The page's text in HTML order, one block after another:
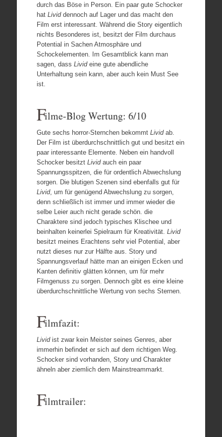
durch das Böse in Person. Ein paar gute Schocker
hat Lividdennoch auf Lager und das macht den
Film erst interessant. Während die Story eigentlich
nichts Besonderes ist, besitzt der Film durchaus
Potential in Sachen Atmosphäre und
Schockelementen. Im Gesamtblick kann man
sagen, dass Livideine gute abendliche
Unterhaltung sein kann, aber auch kein Must See
ist.
Filme-Blog Wertung: 6/10
Gute sechs horror-Sternchen bekommt Lividab.
Der Film ist überdurchschnittlich gut und besitzt ein
paar interessante Elemente. Neben ein handvoll
Schocker besitzt Lividauch ein paar
Spannungsspitzen, die für ordentlich Abwechslung
sorgen. Die blutigen Szenen sind ebenfalls gut für
Livid, um für genügend Abwechslung zu sorgen,
denn schließlich ist immer und immer wieder die
selbe Leier auch nicht gerade schön. die
Charaktere sind jedoch typisches Klischee und
beinhalten keinerlei Spielraum für Kreativität. Livid
besitzt meines Erachtens sehr viel Potential, aber
nutzt dieses nur zur Hälfte aus. Story und
Spannungsverlauf hätte man an einigen Ecken und
Kanten definitiv glätten können, um für mehr
Filmgenuss zu sorgen. Dennoch gibt es eine kleine
überdurchschnittliche Wertung von sechs Sternen.
Filmfazit:
Lividist zwar kein Meister seines Genres, aber
immerhin befindet er sich auf dem richtigen Weg.
Schocker sind vorhanden, Story und Charakter
ähneln aber ziemlich dem Mainstreammarkt.
Filmtrailer: